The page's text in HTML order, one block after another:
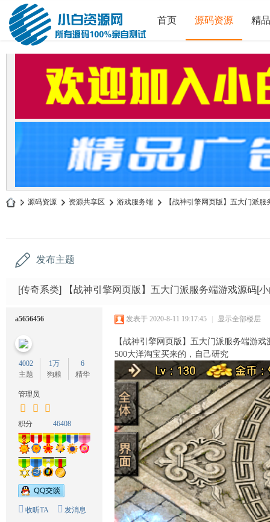
首页 源码资源 精
» 源码资源 › 资源共享区 › 游戏服务端 › 【战神引擎网页版】五大门派
发布主题
[传奇系类] 【战神引擎网页版】五大门派服务端游戏源码[
a5656456
4002
主题
1万
狗粮
6
精华
管理员
积分 46408
收听TA 发消息
发表于 2020-8-11 19:17:45 | 显示全部楼层
【战神引擎网页版】五大门派服务端游
500大洋淘宝买来的，自己研究